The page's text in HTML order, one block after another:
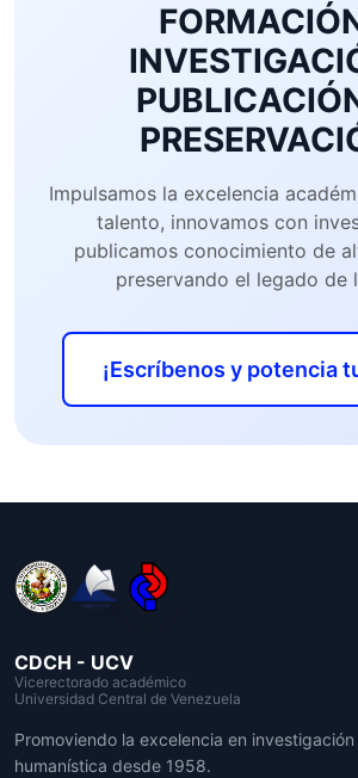
Impulsamos la excelencia
talento, innovamos con
publicamos conocimiento de
preservando el legado de
¡Escríbenos y potencia
CDCH - UCV
Vicerectorado académico
Universidad Central de Venezuela
Promoviendo la excelencia en
humanística desde 1958.